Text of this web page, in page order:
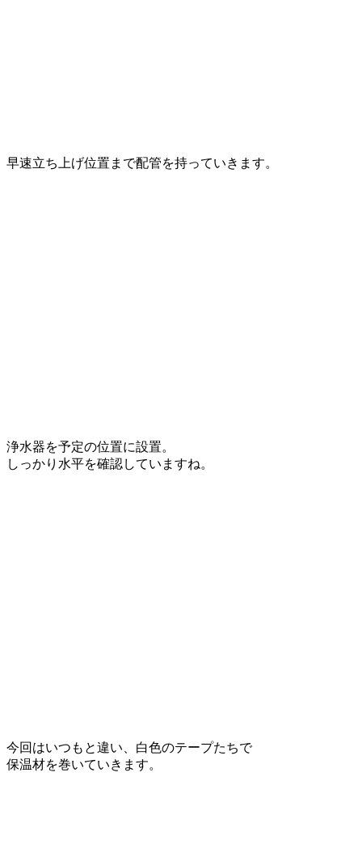
早速立ち上げ位置まで配管を持っていきます。
浄水器を予定の位置に設置。
しっかり水平を確認していますね。
今回はいつもと違い、白色のテープたちで
保温材を巻いていきます。